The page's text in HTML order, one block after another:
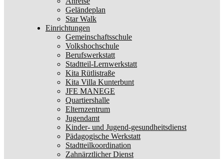
Geländeplan
Star Walk
Einrichtungen
Gemeinschaftsschule
Volkshochschule
Berufswerkstatt
Stadtteil-Lernwerkstatt
Kita Rütlistraße
Kita Villa Kunterbunt
JFE MANEGE
Quartiershalle
Elternzentrum
Jugendamt
Kinder- und Jugend-gesundheitsdienst
Pädagogische Werkstatt
Stadtteilkoordination
Zahnärztlicher Dienst